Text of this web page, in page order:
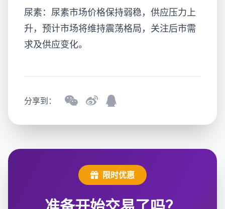
尿素：尿素市场价格保持弱稳，供应压力上
升，预计市场将维持震荡格局，关注后市需
求及供应变化。
分享到：
限时优惠